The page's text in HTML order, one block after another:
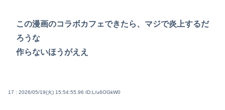
この漫画のコラボカフェできたら、マジで炎上するだ
ろうな
作らないほうがええ
17 : 2026/05/19(火) 15:54:55.96 ID:L/u6OGkW0